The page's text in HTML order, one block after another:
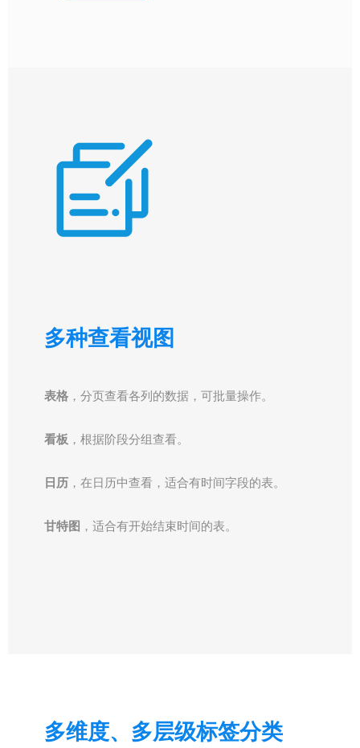
多种查看视图
表格 ，分页查看各列的数据，可批量操作。
看板 ，根据阶段分组查看。
日历 ，在日历中查看，适合有时间字段的表。
甘特图 ，适合有开始结束时间的表。
多维度、多层级标签分类